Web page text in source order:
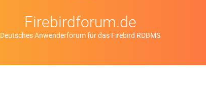
Firebirdforum.de
Deutsches Anwenderforum für das Firebird RDBMS